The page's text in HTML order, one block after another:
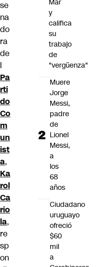
se
na
do
ra
de
l
Pa
rti
do
Co
m
un
ist
a,
Ka
rol
Ca
rio
la,
re
sp
on
Mar
y
califica
su
trabajo
de
"vergüenza"
Muere
Jorge
Messi,
padre
de
Lionel
Messi,
a
los
68
años
Ciudadano
uruguayo
ofreció
$60
mil
a